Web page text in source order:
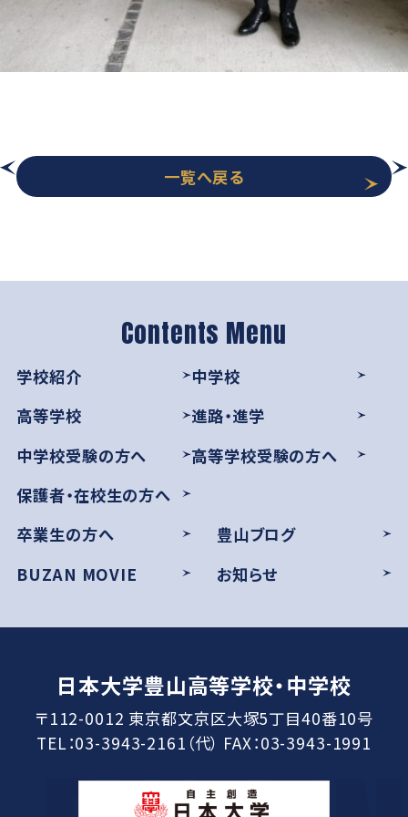
一覧へ戻る
学校紹介
中学校
高等学校
進路・進学
中学校受験の方へ
高等学校受験の方へ
保護者・在校生の方へ
卒業生の方へ
豊山ブログ
BUZAN MOVIE
お知らせ
日本大学豊山高等学校・中学校
〒112-0012 東京都文京区大塚5丁目40番10号
TEL：03-3943-2161（代） FAX：03-3943-1991